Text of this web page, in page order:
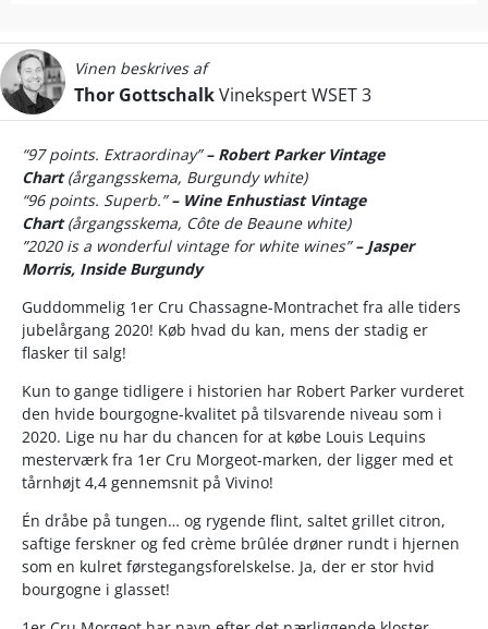
Vinen beskrives af
Thor GottschalkVinekspert WSET 3
“97 points. Extraordinay”– Robert Parker Vintage
Chart(årgangsskema, Burgundy white)
“96 points. Superb.”– Wine Enhustiast Vintage
Chart(årgangsskema, Côte de Beaune white)
”2020 is a wonderful vintage for white wines”– Jasper
Morris, Inside Burgundy
Guddommelig 1er Cru Chassagne-Montrachet fra alle tiders
jubelårgang 2020! Køb hvad du kan, mens der stadig er
flasker til salg!
Kun to gange tidligere i historien har Robert Parker vurderet
den hvide bourgogne-kvalitet på tilsvarende niveau som i
2020. Lige nu har du chancen for at købe Louis Lequins
mesterværk fra 1er Cru Morgeot-marken, der ligger med et
tårnhøjt 4,4 gennemsnit på Vivino!
Én dråbe på tungen… og rygende flint, saltet grillet citron,
saftige ferskner og fed crème brûlée drøner rundt i hjernen
som en kulret førstegangsforelskelse. Ja, der er stor hvid
bourgogne i glasset!